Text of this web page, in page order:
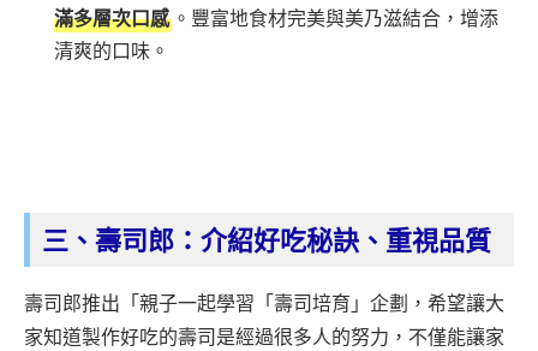
滿多層次口感 。豐富地食材完美與美乃滋結合，增添
清爽的口味。
三、壽司郎：介紹好吃秘訣、重視品質
壽司郎推出「親子一起學習「壽司培育」企劃，希望讓大
家知道製作好吃的壽司是經過很多人的努力，不僅能讓家